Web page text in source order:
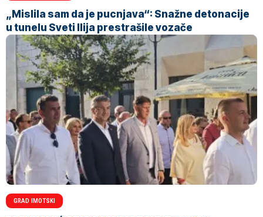
„Mislila sam da je pucnjava“: Snažne detonacije
u tunelu Sveti Ilija prestrašile vozače
GRAD IMOTSKI